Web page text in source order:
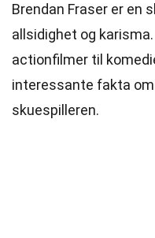
Brendan Fraser er en
allsidighet og
actionfilmer til
interessante fakta
skuespilleren.